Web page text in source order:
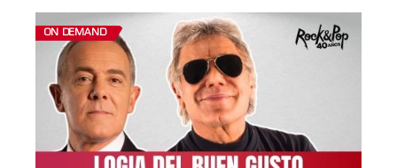
ON DEMAND